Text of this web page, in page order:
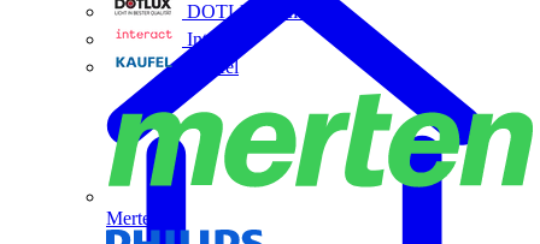
DOTLUX GmbH
Interact
Kaufel
Merten